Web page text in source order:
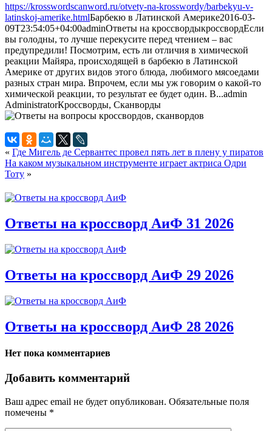
https://krosswordscanword.ru/otvety-na-krosswordy/barbekyu-v-
latinskoj-amerike.htmlБарбекю в Латинской Америке2016-03-
09T23:54:05+04:00adminОтветы на кроссвордыкроссвордЕсли
вы голодны, то лучше перекусите перед чтением – вас
предупредили! Посмотрим, есть ли отличия в химической
реакции Майяра, происходящей в барбекю в Латинской
Америке от других видов этого блюда, любимого мясоедами
разных стран мира. Впрочем, если мы уж говорим о какой-то
химической реакции, то результат ее будет один. В...admin
AdministratorКроссворды, Сканворды
« Где Мигель де Сервантес провел пять лет в плену у пиратов
На каком музыкальном инструменте играет актриса Одри
Тоту »
Ответы на кроссворд АиФ 31 2026
Ответы на кроссворд АиФ 29 2026
Ответы на кроссворд АиФ 28 2026
Нет пока комментариев
Добавить комментарий
Ваш адрес email не будет опубликован. Обязательные поля
помечены *